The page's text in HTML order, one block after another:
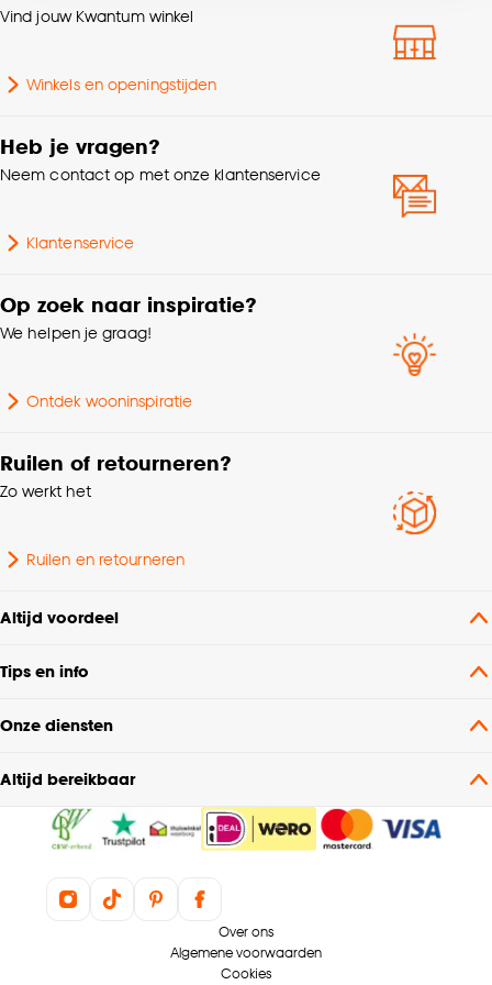
accepteren door op ‘Cookies aanpassen’ te
cookieverklaring
Vierkant
Hoogte
Gewicht
Vind jouw Kwantum winkel
Winkels en openingstijden
Heb je vragen?
Neem contact op met onze klantenservice
Klantenservice
Op zoek naar inspiratie?
We helpen je graag!
Ontdek wooninspiratie
Ruilen of retourneren?
Zo werkt het
Ruilen en retourneren
Altijd voordeel
Tips en info
Onze diensten
Altijd bereikbaar
Over ons
Algemene voorwaarden
Cookies